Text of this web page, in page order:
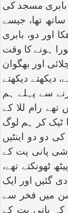
مسجد کی
تھا، جیسے
اور دو، بابری
ہونے کا وقت
اور بھگوان
دیکھتے دیکھتے
سے پہلے ہم
رام للا کے
ٹیک کر ہم لوگ
دو دو اینٹیں
پانی پت کے
ٹھونکتے تھے،
گئیں اور ایک
میں فخر سے